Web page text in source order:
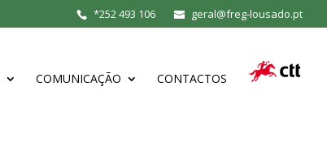
*252 493 106 geral@freg-lousado.pt
COMUNICAÇÃO CONTACTOS